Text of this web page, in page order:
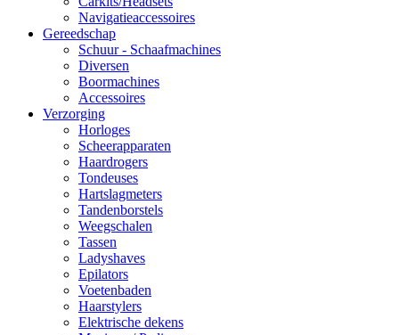
Navigatieaccessoires
Gereedschap
Schuur - Schaafmachines
Diversen
Boormachines
Accessoires
Verzorging
Horloges
Scheerapparaten
Haardrogers
Tondeuses
Hartslagmeters
Tandenborstels
Weegschalen
Tassen
Ladyshaves
Epilators
Voetenbaden
Haarstylers
Elektrische dekens